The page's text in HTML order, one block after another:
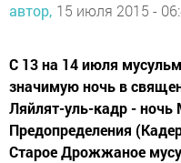
автор, 15 июля 2015 -
С 13 на 14 июля
значимую ночь в
Ляйлят-уль-кадр - ночь
Предопределения
Старое Дрожжаное